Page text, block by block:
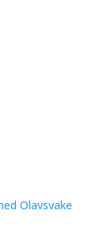
Olavsvake